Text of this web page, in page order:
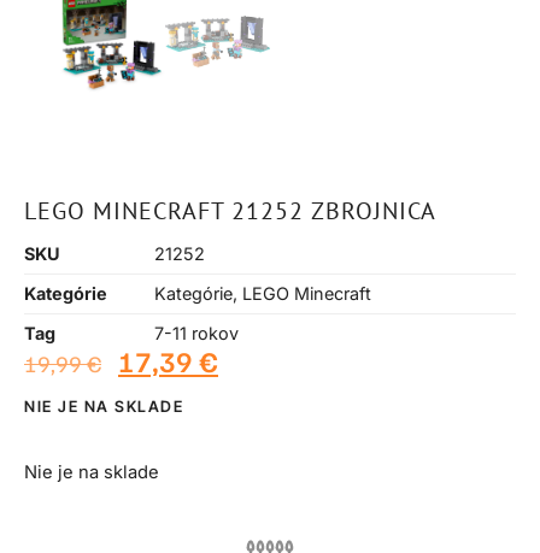
LEGO MINECRAFT 21252 ZBROJNICA
SKU
21252
Kategórie
Kategórie, LEGO Minecraft
Tag
7-11 rokov
19,99€ 17,39 €
NIE JE NA SKLADE
Nie je na sklade